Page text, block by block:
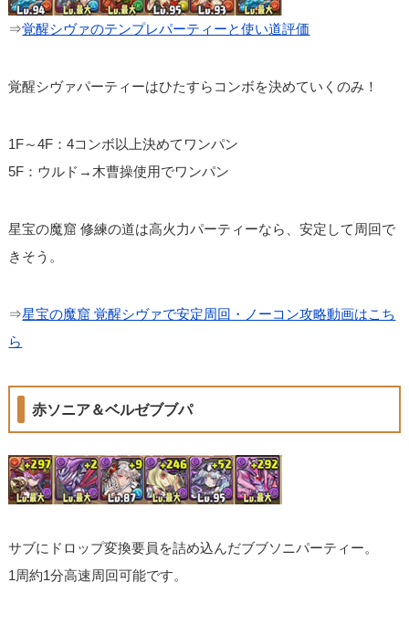
⇒覚醒シヴァのテンプレパーティーと使い道評価
覚醒シヴァパーティーはひたすらコンボを決めていくのみ！
1F～4F：4コンボ以上決めてワンパン
5F：ウルド→木曹操使用でワンパン
星宝の魔窟 修練の道は高火力パーティーなら、安定して周回で
きそう。
⇒星宝の魔窟 覚醒シヴァで安定周回・ノーコン攻略動画はこち
ら
赤ソニア＆ベルゼブブパ
サブにドロップ変換要員を詰め込んだブブソニパーティー。
1周約1分高速周回可能です。